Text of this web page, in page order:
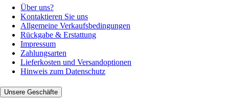
Über uns?
Kontaktieren Sie uns
Allgemeine Verkaufsbedingungen
Rückgabe & Erstattung
Impressum
Zahlungsarten
Lieferkosten und Versandoptionen
Hinweis zum Datenschutz
Unsere Geschäfte